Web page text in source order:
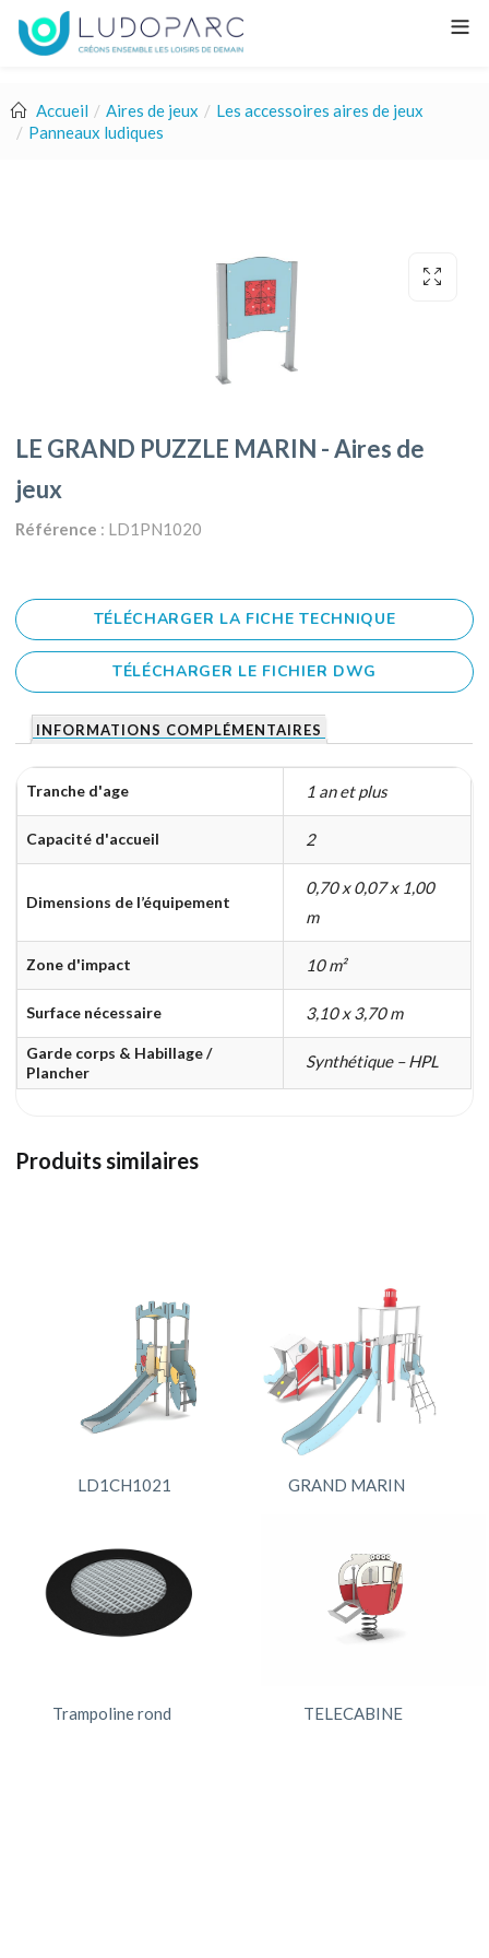
Accueil Aires de jeux
Les accessoires aires de jeux
Panneaux ludiques
LE GRAND PUZZLE MARIN - Aires de
jeux
Référence : LD1PN1020
TÉLÉCHARGER LA FICHE TECHNIQUE
TÉLÉCHARGER LE FICHIER DWG
INFORMATIONS COMPLÉMENTAIRES
Tranche d'age 1 an et plus
Capacité d'accueil 2
Dimensions de l’équipement
0,70 x 0,07 x 1,00
m
Zone d'impact 10 m²
Surface nécessaire 3,10 x 3,70 m
Garde corps & Habillage /
Plancher
Synthétique – HPL
Produits similaires
LD1CH1021 GRAND MARIN
Trampoline rond TELECABINE